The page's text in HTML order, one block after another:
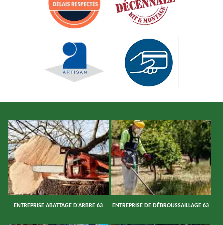
ENTREPRISE ABATTAGE D'ARBRE 63 ENTREPRISE DE DÉBROUSSAILLAGE 63